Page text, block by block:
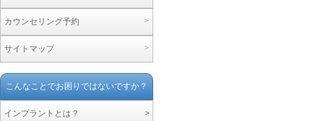
カウンセリング予約 >
サイトマップ >
こんなことでお困りではないですか？
インプラントとは？